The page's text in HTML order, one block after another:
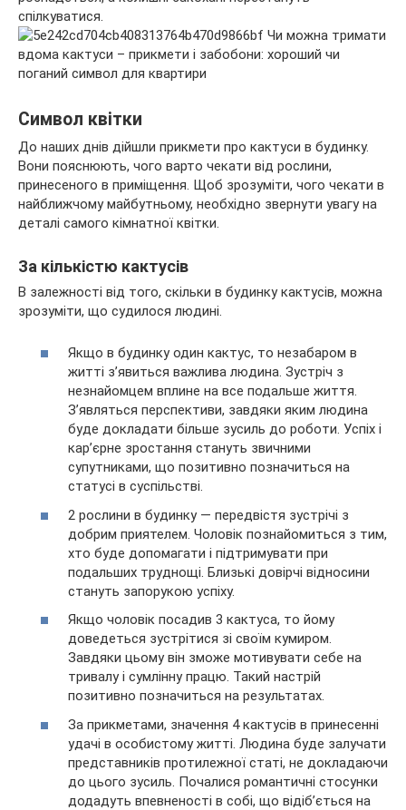
спілкуватися.
Символ квітки
До наших днів дійшли прикмети про кактуси в будинку.
Вони пояснюють, чого варто чекати від рослини,
принесеного в приміщення. Щоб зрозуміти, чого чекати в
найближчому майбутньому, необхідно звернути увагу на
деталі самого кімнатної квітки.
За кількістю кактусів
В залежності від того, скільки в будинку кактусів, можна
зрозуміти, що судилося людині.
Якщо в будинку один кактус, то незабаром в
житті з’явиться важлива людина. Зустріч з
незнайомцем вплине на все подальше життя.
З’являться перспективи, завдяки яким людина
буде докладати більше зусиль до роботи. Успіх і
кар’єрне зростання стануть звичними
супутниками, що позитивно позначиться на
статусі в суспільстві.
2 рослини в будинку — передвістя зустрічі з
добрим приятелем. Чоловік познайомиться з тим,
хто буде допомагати і підтримувати при
подальших труднощі. Близькі довірчі відносини
стануть запорукою успіху.
Якщо чоловік посадив 3 кактуса, то йому
доведеться зустрітися зі своїм кумиром.
Завдяки цьому він зможе мотивувати себе на
тривалу і сумлінну працю. Такий настрій
позитивно позначиться на результатах.
За прикметами, значення 4 кактусів в принесенні
удачі в особистому житті. Людина буде залучати
представників протилежної статі, не докладаючи
до цього зусиль. Почалися романтичні стосунки
додадуть впевненості в собі, що відіб’ється на